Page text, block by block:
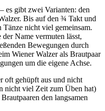
es gibt zwei Varianten: den
Bis auf den ¾ Takt und
Tänze nicht viel gemeinsam.
Name vermuten lässt,
Bewegungen durch
Wiener Walzer als Brautpaar
um die eigene Achse.
oft gehüpft aus und nicht
nicht viel Zeit zum Üben hat)
den langsamen